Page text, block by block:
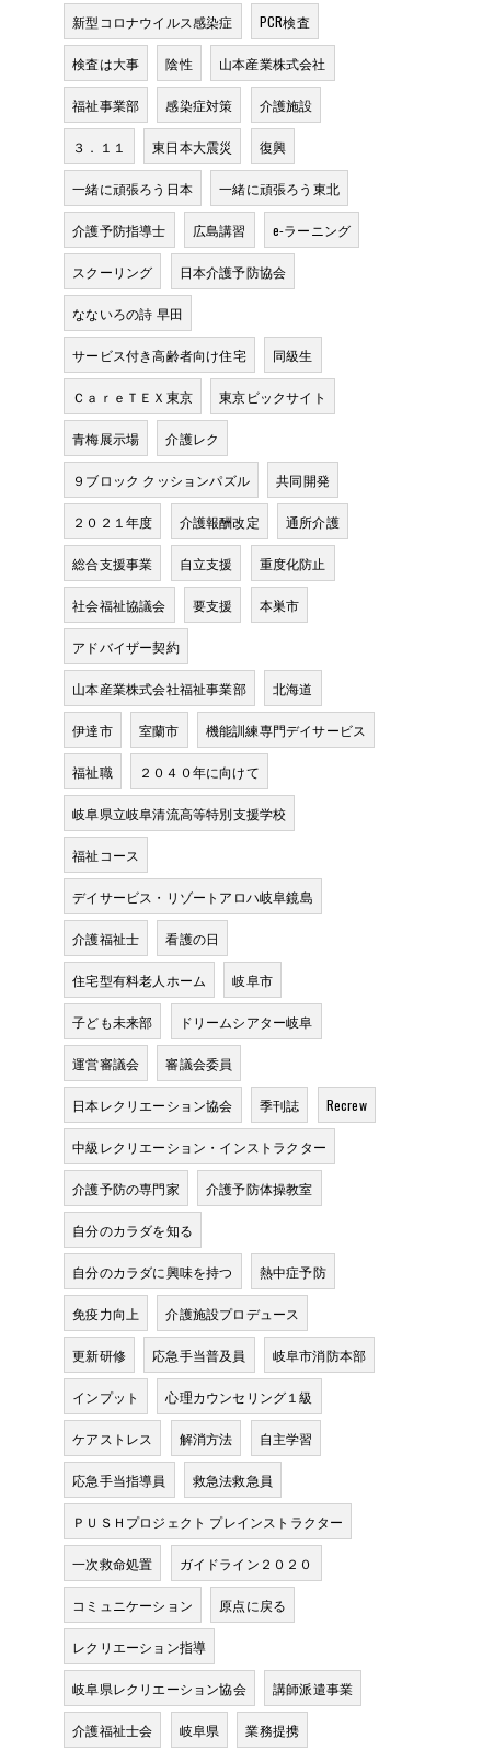
新型コロナウイルス感染症 PCR検査
検査は大事 陰性 山本産業株式会社
福祉事業部 感染症対策 介護施設
３．１１ 東日本大震災 復興
一緒に頑張ろう日本 一緒に頑張ろう東北
介護予防指導士 広島講習 e-ラーニング
スクーリング 日本介護予防協会
なないろの詩 早田
サービス付き高齢者向け住宅 同級生
ＣａｒｅＴＥＸ東京 東京ビックサイト
青梅展示場 介護レク
９ブロック クッションパズル 共同開発
２０２１年度 介護報酬改定 通所介護
総合支援事業 自立支援 重度化防止
社会福祉協議会 要支援 本巣市
アドバイザー契約
山本産業株式会社福祉事業部 北海道
伊達市 室蘭市 機能訓練専門デイサービス
福祉職 ２０４０年に向けて
岐阜県立岐阜清流高等特別支援学校
福祉コース
デイサービス・リゾートアロハ岐阜鏡島
介護福祉士 看護の日
住宅型有料老人ホーム 岐阜市
子ども未来部 ドリームシアター岐阜
運営審議会 審議会委員
日本レクリエーション協会 季刊誌 Recrew
中級レクリエーション・インストラクター
介護予防の専門家 介護予防体操教室
自分のカラダを知る
自分のカラダに興味を持つ 熱中症予防
免疫力向上 介護施設プロデュース
更新研修 応急手当普及員 岐阜市消防本部
インプット 心理カウンセリング１級
ケアストレス 解消方法 自主学習
応急手当指導員 救急法救急員
ＰＵＳＨプロジェクト プレインストラクター
一次救命処置 ガイドライン２０２０
コミュニケーション 原点に戻る
レクリエーション指導
岐阜県レクリエーション協会 講師派遣事業
介護福祉士会 岐阜県 業務提携